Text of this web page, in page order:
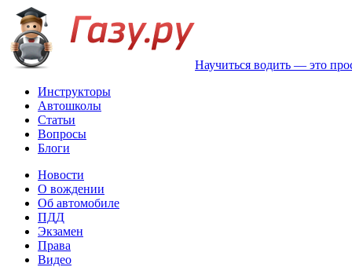
Научиться водить — это
Инструкторы
Автошколы
Статьи
Вопросы
Блоги
Новости
О вождении
Об автомобиле
ПДД
Экзамен
Права
Видео